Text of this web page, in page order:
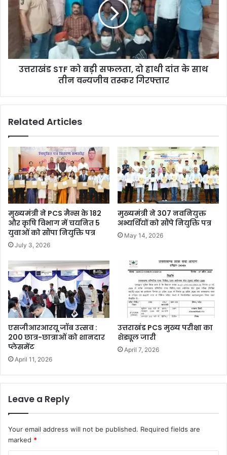
उत्तराखंड STF को बड़ी सफलता, दो हाथी दांत के साथ
तीन वन्यजीव तस्कर गिरफ्तार
Related Articles
मुख्यमंत्री ने PCS मैन्स के 182
और कृषि विभाग में चयनित 5
युवाओं को सौंपा नियुक्ति पत्र
July 3, 2026
मुख्यमंत्री ने 307 नवनियुक्त
अभ्यर्थियों को सौंपे नियुक्ति पत्र
May 14, 2026
एसजीआरआरयू जॉब उत्सव :
200 छात्र-छात्राओं को शानदार
प्लेसमेंट
April 11, 2026
उत्तराखंड PCS मुख्य परीक्षा का
शेड्यूल जारी
April 7, 2026
Leave a Reply
Your email address will not be published. Required fields are
marked *